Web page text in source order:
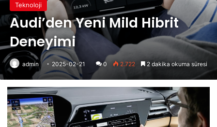
Teknoloji
Audi’den Yeni Mild Hibrit
Deneyimi
admin 2025-02-21 0 2.722 2 dakika okuma süresi